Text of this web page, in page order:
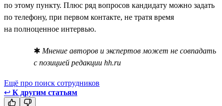
по этому пункту. Плюс ряд вопросов кандидату можно задать
по телефону, при первом контакте, не тратя время
на полноценное интервью.
✱ Мнение авторов и экспертов может не совпадать
с позицией редакции hh.ru
Ещё про поиск сотрудников
↩ К другим статьям